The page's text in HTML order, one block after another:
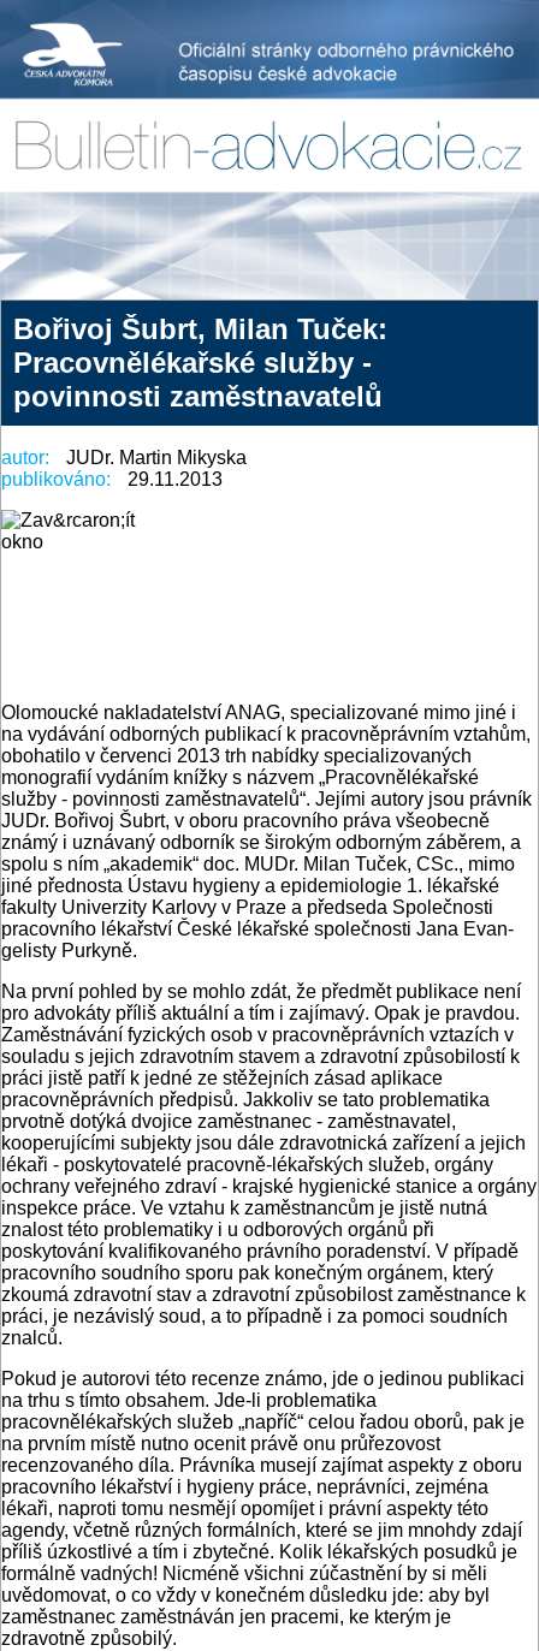
Bořivoj Šubrt, Milan Tuček:
Pracovnělékařské služby -
povinnosti zaměstnavatelů
autor:
JUDr. Martin Mikyska
publikováno:
29.11.2013
Olomoucké nakladatelství ANAG, spe­cializované mimo jiné i
na vydávání od­borných publikací k pracovněprávním vztahům,
obohatilo v červenci 2013 trh nabídky specializovaných
monografií vy­dáním knížky s názvem „Pracovnělékař­ské
služby - povinnosti zaměstnavatelů“. Jejími autory jsou právník
JUDr. Bořivoj Šubrt, v oboru pracovního práva všeo­becně
známý i uznávaný odborník se ši­rokým odborným záběrem, a
spolu s ním „akademik“ doc. MUDr. Milan Tuček, CSc., mimo
jiné přednosta Ústavu hy­gieny a epidemiologie 1. lékařské
fakul­ty Univerzity Karlovy v Praze a před­seda Společnosti
pracovního lékařství České lékařské společnosti Jana Evan­
gelisty Purkyně.
Na první pohled by se mohlo zdát, že předmět publikace není
pro advokáty příliš aktuální a tím i zajímavý. Opak je pravdou.
Zaměstnávání fyzických osob v pracovněprávních vztazích v
souladu s jejich zdravotním stavem a zdravotní způsobilostí k
práci jistě patří k jedné ze stěžejních zásad aplikace
pracovněprávních předpisů. Jakkoliv se tato proble­matika
prvotně dotýká dvojice zaměst­nanec - zaměstnavatel,
kooperujícími subjekty jsou dále zdravotnická zařízení a jejich
lékaři - poskytovatelé pracovně-lékařských služeb, orgány
ochrany veřej­ného zdraví - krajské hygienické stani­ce a orgány
inspekce práce. Ve vztahu k zaměstnancům je jistě nutná
znalost této problematiky i u odborových orgá­nů při
poskytování kvalifikovaného práv­ního poradenství. V případě
pracovního soudního sporu pak konečným orgánem, který
zkoumá zdravotní stav a zdravotní způsobilost zaměstnance k
práci, je ne­závislý soud, a to případně i za pomoci soudních
znalců.
Pokud je autorovi této recenze známo, jde o jedinou publikaci
na trhu s tímto ob­sahem. Jde-li problematika
pracovnělékařských služeb „napříč“ celou řadou oborů, pak je
na prvním místě nutno ocenit prá­vě onu průřezovost
recenzovaného díla. Právníka musejí zajímat aspekty z oboru
pracovního lékařství i hygieny práce, neprávníci, zejména
lékaři, naproti tomu ne­smějí opomíjet i právní aspekty této
agen­dy, včetně různých formálních, které se jim mnohdy zdají
příliš úzkostlivé a tím i zbytečné. Kolik lékařských posudků je
formálně vadných! Nicméně všichni zú­častnění by si měli
uvědomovat, o co vždy v konečném důsledku jde: aby byl
zaměst­nanec zaměstnáván jen pracemi, ke kte­rým je
zdravotně způsobilý.